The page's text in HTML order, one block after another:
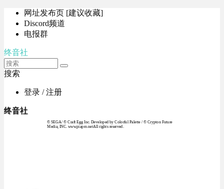
网址发布页 [建议收藏]
Discord频道
电报群
终音社
搜索
登录 / 注册
终音社
© SEGA / © Craft Egg Inc. Developed by Colorful Palette / © Crypton Future
Media, INC. www.piapro.netAll rights reserved.